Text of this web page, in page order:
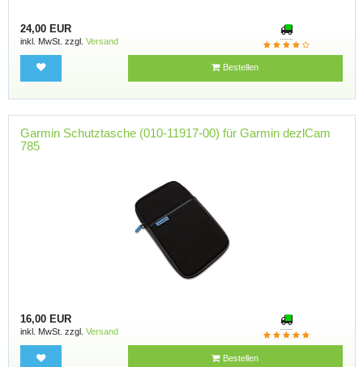
24,00 EUR
inkl. MwSt. zzgl. Versand
Bestellen
Garmin Schutztasche (010-11917-00) für Garmin dezlCam
785
16,00 EUR
inkl. MwSt. zzgl. Versand
Bestellen